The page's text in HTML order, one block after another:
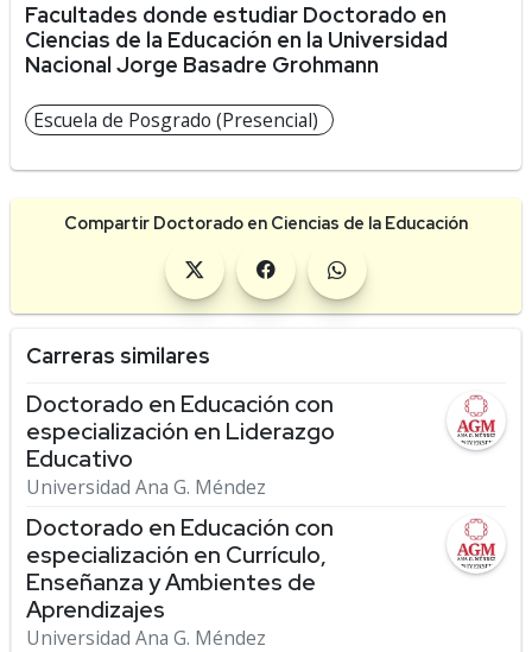
Facultades donde estudiar Doctorado en
Ciencias de la Educación en la Universidad
Nacional Jorge Basadre Grohmann
Escuela de Posgrado (Presencial)
Compartir Doctorado en Ciencias de la Educación
Carreras similares
Doctorado en Educación con
especialización en Liderazgo
Educativo
Universidad Ana G. Méndez
Doctorado en Educación con
especialización en Currículo,
Enseñanza y Ambientes de
Aprendizajes
Universidad Ana G. Méndez